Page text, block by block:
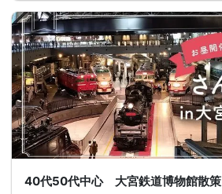
40代50代中心 大宮鉄道博物館散策